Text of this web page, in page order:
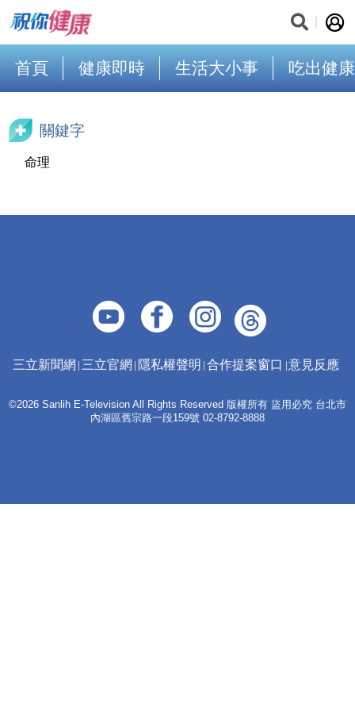
首頁 健康即時 生活大小事 吃出健康
關鍵字
命理
三立新聞網 三立官網 隱私權聲明 合作提案窗口 意見反應
©2026 Sanlih E-Television All Rights Reserved 版權所有 盜用必究 台北市
內湖區舊宗路一段159號 02-8792-8888